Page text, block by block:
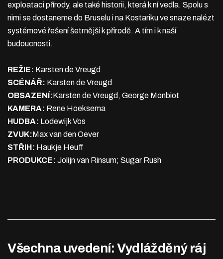
exploataci přírody, ale také historii, která k ní vedla. Spolu s
nimi se dostaneme do Bruselu i na Kostariku ve snaze nalézt
systémové řešení šetrnější k přírodě. A tím i k naší
budoucnosti.
REŽIE: Karsten de Vreugd
SCÉNÁŘ: Karsten de Vreugd
OBSAZENÍ:Karsten de Vreugd, George Monbiot
KAMERA: Rene Hoeksema
HUDBA: Lodewijk Vos
ZVUK:Max van den Oever
STŘIH: Haukje Heuff
PRODUKCE: Jolijn van Rinsum; Sugar Rush
Všechna uvedení: Vydlážděný ráj